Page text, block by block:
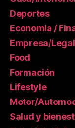
Deportes
Economia /
Empresa/Legal
Food
Formación
Lifestyle
Motor/
Salud y